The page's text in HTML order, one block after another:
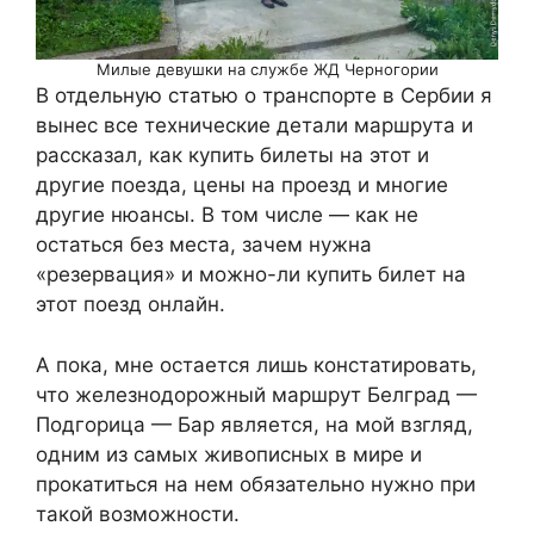
Милые девушки на службе ЖД Черногории
В отдельную статью о транспорте в Сербии я
вынес все технические детали маршрута и
рассказал, как купить билеты на этот и
другие поезда, цены на проезд и многие
другие нюансы. В том числе — как не
остаться без места, зачем нужна
«резервация» и можно-ли купить билет на
этот поезд онлайн.
А пока, мне остается лишь констатировать,
что железнодорожный маршрут Белград —
Подгорица — Бар является, на мой взгляд,
одним из самых живописных в мире и
прокатиться на нем обязательно нужно при
такой возможности.